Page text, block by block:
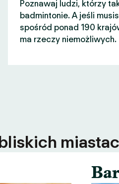
Poznawaj ludzi, którzy
badmintonie. A jeśli
spośród ponad 190
ma rzeczy niemożliwych.